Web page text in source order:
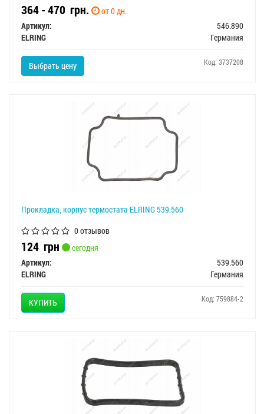
364 - 470 грн.
от 0 дн.
Артикул:
546.890
ELRING
Германия
Выбрать цену Код: 3737208
Прокладка, корпус термостата ELRING 539.560
0 отзывов
124 грн
сегодня
Артикул:
539.560
ELRING
Германия
КУПИТЬ Код: 759884-2